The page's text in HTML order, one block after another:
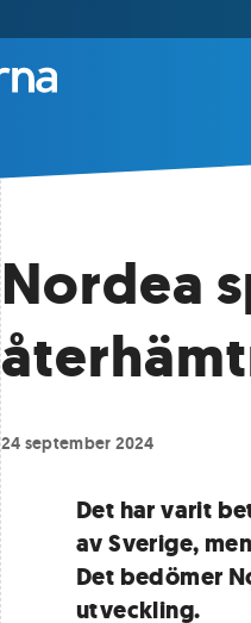
Nordea
24 september 2024
Det har varit
av Sverige,
Det bedömer
utveckling.